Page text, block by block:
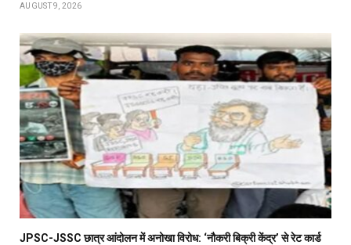
AUGUST 9, 2026
JPSC-JSSC छात्र आंदोलन में अनोखा विरोध: ‘नौकरी बिक्री केंद्र’ से रेट कार्ड